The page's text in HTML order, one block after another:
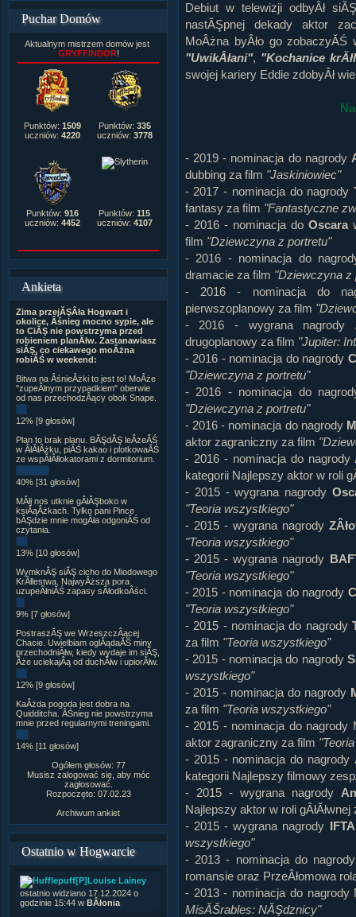
Puchar Domów
Aktualnym mistrzem domów jest
GRYFFINDOR!
Punktów: 1509
uczniów: 4220
Punktów: 335
uczniów: 3778
Punktów: 916
uczniów: 4452
Punktów: 115
uczniów: 4107
Ankieta
Zima przejĂŞÂła Hogwart i
okolice, Âśnieg mocno sypie, ale
to CiĂŞ nie powstrzyma przed
robieniem planĂłw. Zastanawiasz
siĂŞ, co ciekawego moÂżna
robiĂŚ w weekend:
Bitwa na ÂśnieÂżki to jest to! MoÂże
"zupeÂłnym przypadkiem" oberwie
od nas przechodzÂący obok Snape.
12% [9 głosów]
Plan to brak planu. BĂŞdĂŞ leÂżeĂŚ
w ÂłĂłÂżku, piĂŚ kakao i plotkowaĂŚ
ze wspĂłÂłlokatorami z dormitorium.
40% [31 głosów]
MĂłj nos utknie gÂłĂŞboko w
ksiÂąÂżkach. Tylko pani Pince
bĂŞdzie mnie mogÂła odgoniĂŚ od
czytania.
13% [10 głosów]
WymknĂŞ siĂŞ cicho do Miodowego
KrĂłlestwa. NajwyÂższa pora
uzupeÂłniĂŚ zapasy sÂłodkoÂści.
9% [7 głosów]
PostraszĂŞ we WrzeszczÂącej
Chacie. Uwielbiam oglÂądaĂŚ miny
przechodniĂłw, kiedy wydaje im siĂŞ,
Âże uciekajÂą od duchĂłw i upiorĂłw.
12% [9 głosów]
KaÂżda pogoda jest dobra na
Quidditcha. ÂŚnieg nie powstrzyma
mnie przed regularnymi treningami.
14% [11 głosów]
Ogółem głosów: 77
Musisz zalogować się, aby móc
zagłosować.
Rozpoczęto: 07.02.23
Archiwum ankiet
Ostatnio w Hogwarcie
[P]Louise Lainey
ostatnio widziano 17.12.2024 o
godzinie 15:44 w BÂłonia
Debiut w telewizji odbyÂł
nastĂŞpnej dekady aktor
MoÂżna byÂło go
"UwikÂłani", "Kochanice
swojej kariery Eddie zdobyÂł
- 2019 - nominacja do nagrody
dubbing za film "Jaskiniowiec"
- 2017 - nominacja do nagrody
fantasy za film "Fantastyczne
- 2016 - nominacja doOscara
film "Dziewczyna z portretu"
- 2016 - nominacja do
dramacie za film "Dziewczyna z
- 2016 - nominacja do
pierwszoplanowy za film
- 2016 - wygrana nagrody
drugoplanowy za film "Jupiter:
- 2016 - nominacja do nagrody
"Dziewczyna z portretu"
- 2016 - nominacja do
"Dziewczyna z portretu"
- 2016 - nominacja do nagrody
aktor zagraniczny za film
- 2016 - nominacja do nagrody
kategorii Najlepszy aktor w roli
- 2015 - wygrana nagrody
"Teoria wszystkiego"
- 2015 - wygrana nagrody
"Teoria wszystkiego"
- 2015 - wygrana nagrody
"Teoria wszystkiego"
- 2015 - nominacja do nagrody
"Teoria wszystkiego"
- 2015 - nominacja do nagrody
za film "Teoria wszystkiego"
- 2015 - nominacja do nagrody
wszystkiego"
- 2015 - nominacja do nagrody
za film "Teoria wszystkiego"
- 2015 - nominacja do nagrody
aktor zagraniczny za film
- 2015 - nominacja do nagrody
kategorii Najlepszy filmowy
- 2015 - wygrana nagrody
Najlepszy aktor w roli
- 2015 - wygrana nagrody IFTA
wszystkiego"
- 2013 - nominacja do
romansie oraz PrzeÂłomowa
- 2013 - nominacja do
MisĂŠrables: NĂŞdznicy"